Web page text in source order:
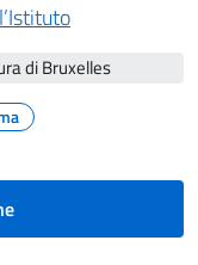
di Bruxelles